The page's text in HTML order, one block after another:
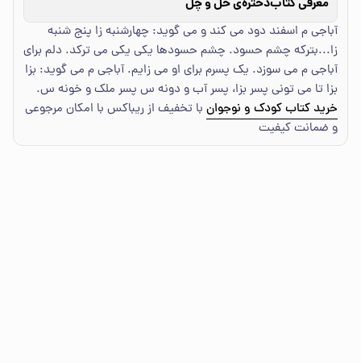
معرفی کتابدختره‌ی خل و چل
آباجی م اسفند دود می کند و می گوید: چهارشنبه زا پنج شنبه
زا...بترکه چشم حسود. چشم حسودها یکی یکی می ترکد. دلم برای
آباجی م می سوزد. یک پسرم برای او می زایم. آباجی م می گوید: بزا
بزا تا می تونی پسر بزا، پسر آب و دونه س پسر ملک و خونه س.
خرید کتاب کودک و نوجوان با تخفیف از ریباکس با امکان مرجوعی
و ضمانت کیفیت